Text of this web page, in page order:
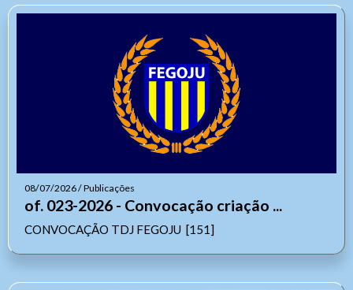
08/07/2026 / Publicações
of. 023-2026 - Convocação criação ...
CONVOCAÇÃO TDJ FEGOJU [151]